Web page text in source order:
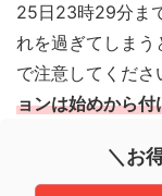
25日23時29分ま
れを過ぎてしま
で注意してくださ
ョンは始めから
＼お